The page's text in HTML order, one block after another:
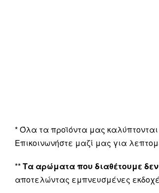
* Όλα τα προϊόντα μας
Επικοινωνήστε μαζί μας για
**Τα αρώματα που διαθέτουμε δεν
αποτελώντας εμπνευσμένες